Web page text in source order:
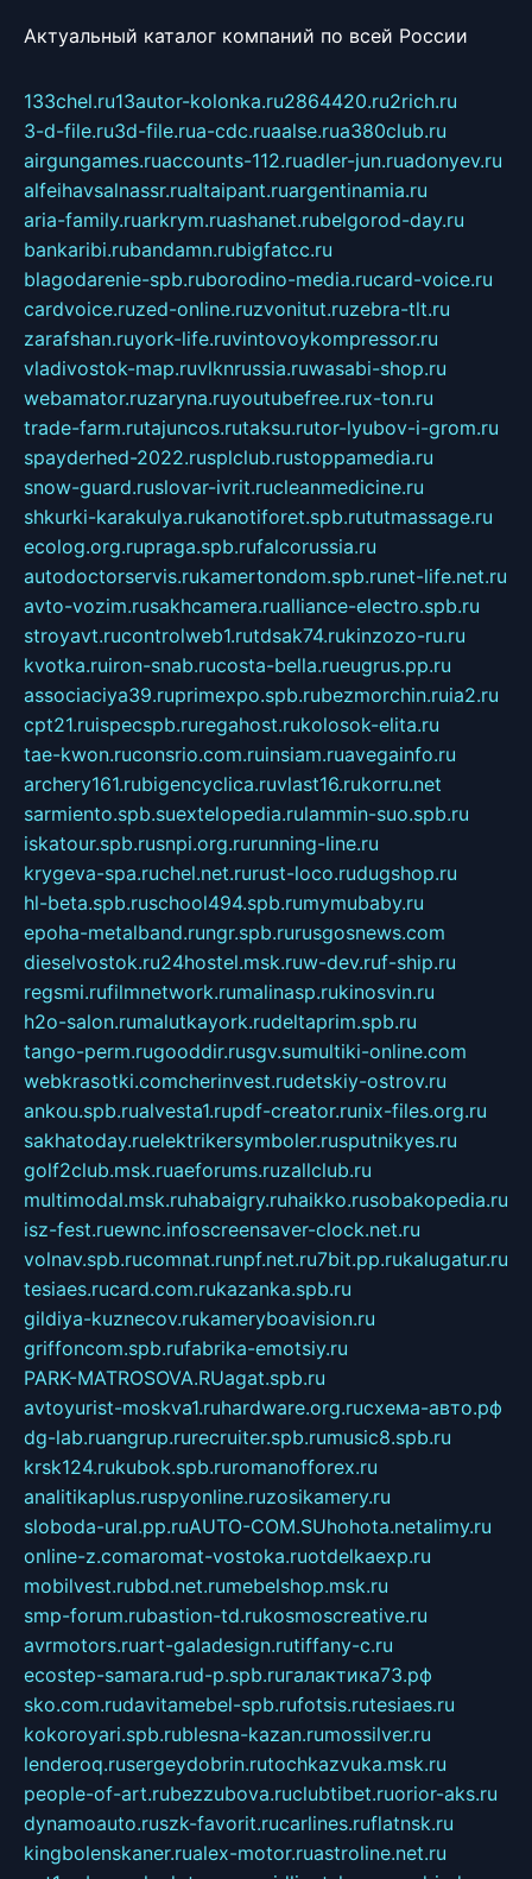
Актуальный каталог компаний по всей России
133chel.ru13autor-kolonka.ru2864420.ru2rich.ru
3-d-file.ru3d-file.rua-cdc.ruaalse.rua380club.ru
airgungames.ruaccounts-112.ruadler-jun.ruadonyev.ru
alfeihavsalnassr.rualtaipant.ruargentinamia.ru
aria-family.ruarkrym.ruashanet.rubelgorod-day.ru
bankaribi.rubandamn.rubigfatcc.ru
blagodarenie-spb.ruborodino-media.rucard-voice.ru
cardvoice.ruzed-online.ruzvonitut.ruzebra-tlt.ru
zarafshan.ruyork-life.ruvintovoykompressor.ru
vladivostok-map.ruvlknrussia.ruwasabi-shop.ru
webamator.ruzaryna.ruyoutubefree.rux-ton.ru
trade-farm.rutajuncos.rutaksu.rutor-lyubov-i-grom.ru
spayderhed-2022.rusplclub.rustoppamedia.ru
snow-guard.ruslovar-ivrit.rucleanmedicine.ru
shkurki-karakulya.rukanotiforet.spb.rututmassage.ru
ecolog.org.rupraga.spb.rufalcorussia.ru
autodoctorservis.rukamertondom.spb.runet-life.net.ru
avto-vozim.rusakhcamera.rualliance-electro.spb.ru
stroyavt.rucontrolweb1.rutdsak74.rukinzozo-ru.ru
kvotka.ruiron-snab.rucosta-bella.rueugrus.pp.ru
associaciya39.ruprimexpo.spb.rubezmorchin.ruia2.ru
cpt21.ruispecspb.ruregahost.rukolosok-elita.ru
tae-kwon.ruconsrio.com.ruinsiam.ruavegainfo.ru
archery161.rubigencyclica.ruvlast16.rukorru.net
sarmiento.spb.suextelopedia.rulammin-suo.spb.ru
iskatour.spb.rusnpi.org.rurunning-line.ru
krygeva-spa.ruchel.net.rurust-loco.rudugshop.ru
hl-beta.spb.ruschool494.spb.rumymubaby.ru
epoha-metalband.rungr.spb.rurusgosnews.com
dieselvostok.ru24hostel.msk.ruw-dev.ruf-ship.ru
regsmi.rufilmnetwork.rumalinasp.rukinosvin.ru
h2o-salon.rumalutkayork.rudeltaprim.spb.ru
tango-perm.rugooddir.rusgv.sumultiki-online.com
webkrasotki.comcherinvest.rudetskiy-ostrov.ru
ankou.spb.rualvesta1.rupdf-creator.runix-files.org.ru
sakhatoday.ruelektrikersymboler.rusputnikyes.ru
golf2club.msk.ruaeforums.ruzallclub.ru
multimodal.msk.ruhabaigry.ruhaikko.rusobakopedia.ru
isz-fest.ruewnc.infoscreensaver-clock.net.ru
volnav.spb.rucomnat.runpf.net.ru7bit.pp.rukalugatur.ru
tesiaes.rucard.com.rukazanka.spb.ru
gildiya-kuznecov.rukameryboavision.ru
griffoncom.spb.rufabrika-emotsiy.ru
PARK-MATROSOVA.RUagat.spb.ru
avtoyurist-moskva1.ruhardware.org.ruсхема-авто.рф
dg-lab.ruangrup.rurecruiter.spb.rumusic8.spb.ru
krsk124.rukubok.spb.ruromanofforex.ru
analitikaplus.ruspyonline.ruzosikamery.ru
sloboda-ural.pp.ruAUTO-COM.SUhohota.netalimy.ru
online-z.comaromat-vostoka.ruotdelkaexp.ru
mobilvest.rubbd.net.rumebelshop.msk.ru
smp-forum.rubastion-td.rukosmoscreative.ru
avrmotors.ruart-galadesign.rutiffany-c.ru
ecostep-samara.rud-p.spb.ruгалактика73.рф
sko.com.rudavitamebel-spb.rufotsis.rutesiaes.ru
kokoroyari.spb.rublesna-kazan.rumossilver.ru
lenderoq.rusergeydobrin.rutochkazvuka.msk.ru
people-of-art.rubezzubova.ruclubtibet.ruorior-aks.ru
dynamoauto.ruszk-favorit.rucarlines.ruflatnsk.ru
kingbolenskaner.rualex-motor.ruastroline.net.ru